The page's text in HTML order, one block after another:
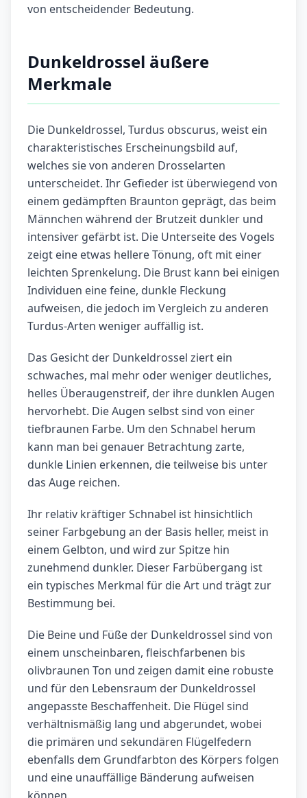
von entscheidender Bedeutung.
Dunkeldrossel äußere
Merkmale
Die Dunkeldrossel, Turdus obscurus, weist ein
charakteristisches Erscheinungsbild auf,
welches sie von anderen Drosselarten
unterscheidet. Ihr Gefieder ist überwiegend von
einem gedämpften Braunton geprägt, das beim
Männchen während der Brutzeit dunkler und
intensiver gefärbt ist. Die Unterseite des Vogels
zeigt eine etwas hellere Tönung, oft mit einer
leichten Sprenkelung. Die Brust kann bei einigen
Individuen eine feine, dunkle Fleckung
aufweisen, die jedoch im Vergleich zu anderen
Turdus-Arten weniger auffällig ist.
Das Gesicht der Dunkeldrossel ziert ein
schwaches, mal mehr oder weniger deutliches,
helles Überaugenstreif, der ihre dunklen Augen
hervorhebt. Die Augen selbst sind von einer
tiefbraunen Farbe. Um den Schnabel herum
kann man bei genauer Betrachtung zarte,
dunkle Linien erkennen, die teilweise bis unter
das Auge reichen.
Ihr relativ kräftiger Schnabel ist hinsichtlich
seiner Farbgebung an der Basis heller, meist in
einem Gelbton, und wird zur Spitze hin
zunehmend dunkler. Dieser Farbübergang ist
ein typisches Merkmal für die Art und trägt zur
Bestimmung bei.
Die Beine und Füße der Dunkeldrossel sind von
einem unscheinbaren, fleischfarbenen bis
olivbraunen Ton und zeigen damit eine robuste
und für den Lebensraum der Dunkeldrossel
angepasste Beschaffenheit. Die Flügel sind
verhältnismäßig lang und abgerundet, wobei
die primären und sekundären Flügelfedern
ebenfalls dem Grundfarbton des Körpers folgen
und eine unauffällige Bänderung aufweisen